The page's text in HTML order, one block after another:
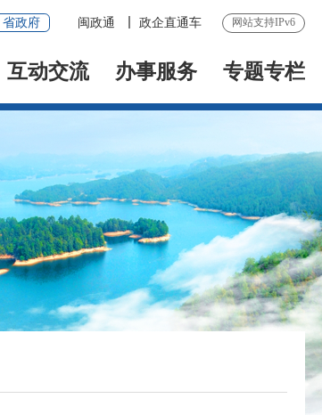
省政府 闽政通 政企直通车 网站支持IPv6
互动交流 办事服务 专题专栏